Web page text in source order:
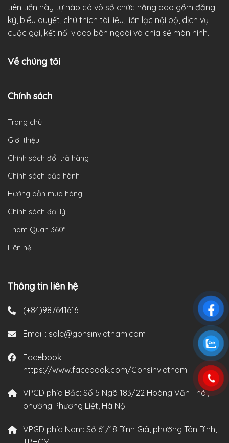
tiên tiến này tự hào có vô số chức năng bao gồm đăng
ký, biểu quyết, chú thích tài liệu, liên lạc nội bộ, dịch vụ
cuộc gọi, kết nối video bên ngoài và chia sẻ màn hình.
Về chúng tôi
Chính sách
Trang chủ
Giới thiệu
Chính sách đổi trả hàng
Chính sách bảo hành
Hướng dẫn mua hàng
Chính sách đại lý
Tham Quan 360°
Liên hệ
Thông tin liên hệ
(+84)987641616
Email : sale@gonsinvietnam.com
Facebook :
https://www.facebook.com/Gonsinvietnam
VPGD phía Bắc: Số 5 Ngõ 183/22 Hoàng Văn Thái,
phường Phương Liệt, Hà Nội
VPGD phía Nam: Số 61/18 Bình Giã, phường Tân Bình,